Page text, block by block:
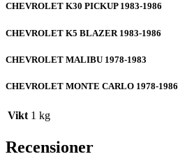
CHEVROLET K30 PICKUP 1983-1986
CHEVROLET K5 BLAZER 1983-1986
CHEVROLET MALIBU 1978-1983
CHEVROLET MONTE CARLO 1978-1986
Vikt 1 kg
Recensioner